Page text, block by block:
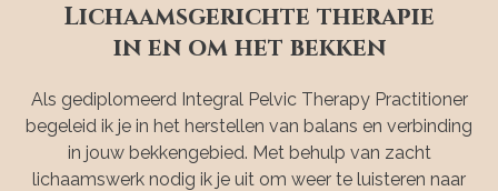
Lichaamsgerichte therapie
in en om het bekken
Als gediplomeerd Integral Pelvic Therapy Practitioner
begeleid ik je in het herstellen van balans en verbinding
in jouw bekkengebied. Met behulp van zacht
lichaamswerk nodig ik je uit om weer te luisteren naar